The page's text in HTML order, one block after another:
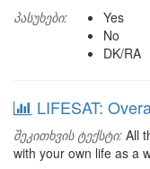
პასუხები:
Yes
No
DK/RA
LIFESAT:
შეკითხვის ტექსტი: All
with your own life as a